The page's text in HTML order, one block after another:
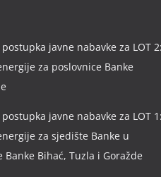
javne nabavke za LOT 2:
za poslovnice Banke
javne nabavke za LOT 1:
za sjedište Banke u
Bihać, Tuzla i Goražde